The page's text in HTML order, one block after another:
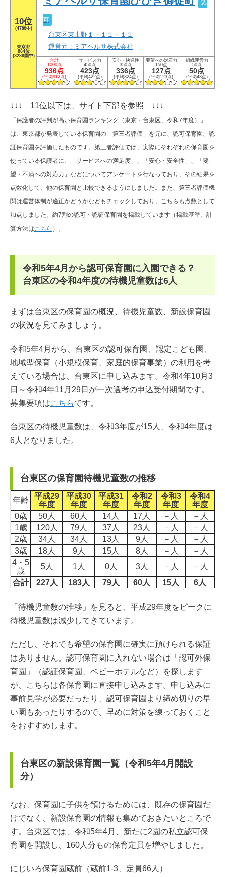
10位
(47園中)
東京都
864位
(3289園中)
認
可
台東区東上野１－１１－１１
運営元：ミアヘルサ株式会社
合計
1000点
936点
(平均912点)
サービス力
450点
423点
(平均422点)
安心・快適性
350点
336点
(平均324点)
要望への対応力
150点
127点
(平均123点)
組織運営力
50点
50点
(平均43点)
↓↓↓ 11位以下は、サイト下部を参照 ↓↓↓
「保護者の評判が高い保育園ランキング（東京・台東区、令和7年度）」
は、東京都が発表している保育園の「第三者評価」を元に、認可保育園、認
証保育園を評価したものです。第三者評価では、実際にそれぞれの保育園を
使っている保護者に、「サービスへの満足度」、「安心・安全性」、「要
望・不満への対応力」などについてアンケートを行なっており、その結果を
点数化して、他の保育園と比較できるようにしました。また、第三者評価機
関は運営体制が適正かどうかなどもチェックしており、こちらも点数として
加点しました。約7割の認可・認証保育園を掲載しています（掲載基準、計
算方法は こちら ）。
令和5年4月から認可保育園に入園できる？
台東区の令和4年度の待機児童数は6人
まずは台東区の保育園の概況、待機児童数、新設保育園
の状況を見てみましょう。
令和5年4月から、台東区の認可保育園、認定こども園、
地域型保育（小規模保育、家庭的保育事業）の利用を考
えている場合は、台東区に申し込みます。令和4年10月3
日～令和4年11月29日が一次選考の申込受付期間です。
募集要項はこちらです。
台東区の待機児童数は、令和3年度が15人、令和4年度は
6人となりました。
台東区の保育園待機児童数の推移
年齢
平成29
年度
平成30
年度
平成31
年度
令和2
年度
令和3
年度
令和4
年度
0歳
50人 60人 14人 17人 －人
－人
1歳
120人 79人 37人 23人 －人
－人
2歳
34人 34人 13人 9人 －人
－人
3歳
18人 9人 15人 8人 －人
－人
4・5
歳
5人 1人 0人 3人 －人
－人
合計
227人 183人 79人 60人 15人 6人
「待機児童数の推移」を見ると、平成29年度をピークに
待機児童数は減少してきています。
ただし、それでも希望の保育園に確実に預けられる保証
はありません。認可保育園に入れない場合は「認可外保
育園」（認証保育園、ベビーホテルなど）を探します
が、こちらは各保育園に直接申し込みます。申し込みに
事前見学が必要だったり、認可保育園より締め切りの早
い園もあったりするので、早めに対策を練っておくこと
をおすすめします。
台東区の新設保育園一覧（令和5年4月開設
分）
なお、保育園に子供を預けるためには、既存の保育園だ
けでなく、新設保育園の情報も集めておきたいところで
す。台東区では、令和5年4月、新たに2園の私立認可保
育園を開設し、160人分もの保育定員を増やしました。
にじいろ保育園蔵前（蔵前1-3、定員66人）